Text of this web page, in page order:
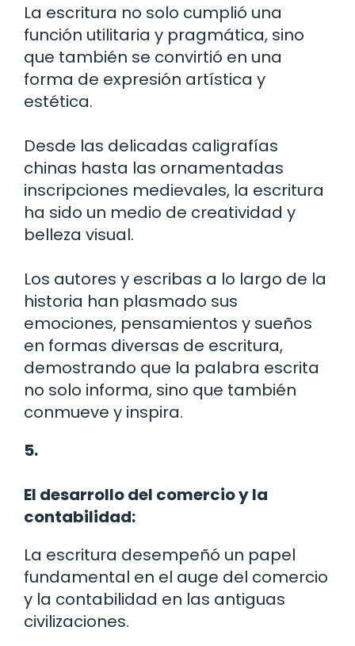
La escritura no solo cumplió una
función utilitaria y pragmática, sino
que también se convirtió en una
forma de expresión artística y
estética.
Desde las delicadas caligrafías
chinas hasta las ornamentadas
inscripciones medievales, la escritura
ha sido un medio de creatividad y
belleza visual.
Los autores y escribas a lo largo de la
historia han plasmado sus
emociones, pensamientos y sueños
en formas diversas de escritura,
demostrando que la palabra escrita
no solo informa, sino que también
conmueve y inspira.
5.
El desarrollo del comercio y la
contabilidad:
La escritura desempeñó un papel
fundamental en el auge del comercio
y la contabilidad en las antiguas
civilizaciones.